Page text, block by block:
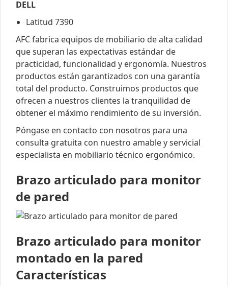
DELL
Latitud 7390
AFC fabrica equipos de mobiliario de alta calidad
que superan las expectativas estándar de
practicidad, funcionalidad y ergonomía. Nuestros
productos están garantizados con una garantía
total del producto. Construimos productos que
ofrecen a nuestros clientes la tranquilidad de
obtener el máximo rendimiento de su inversión.
Póngase en contacto con nosotros para una
consulta gratuita con nuestro amable y servicial
especialista en mobiliario técnico ergonómico.
Brazo articulado para monitor
de pared
Brazo articulado para monitor
montado en la pared
Características